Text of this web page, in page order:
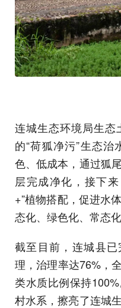
连城生态环境局生
的“荷狐净污”生态
色、低成本，通过狐
层完成净化，接下
+”植物搭配，促进水
态化、绿色化、常态化
截至目前，连城县
理，治理率达76%，
类水质比例保持
村水系，擦亮了连城